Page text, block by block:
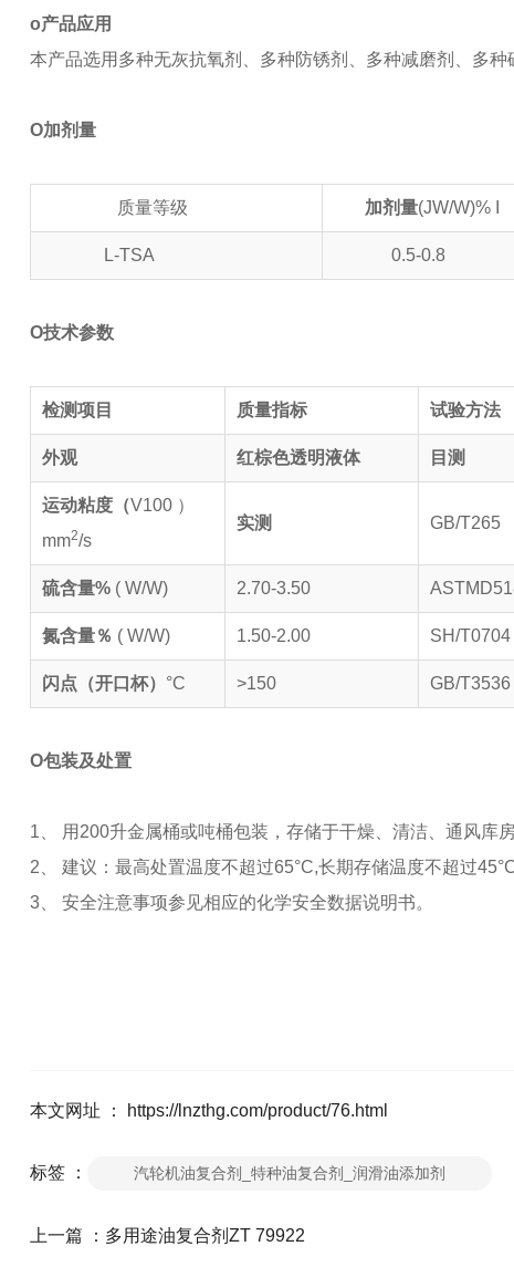
o产品应用
本产品选用多种无灰抗氧剂、多种防锈剂、多种减磨剂、多
O加剂量
质量等级 加剂量(JW/W)% I
L-TSA 0.5-0.8
O技术参数
检测项目 质量指标 试验方法
外观 红棕色透明液体 目测
运动粘度（V100 ）
mm2/s
实测 GB/T265
硫含量% ( W/W) 2.70-3.50
氮含量％ ( W/W) 1.50-2.00 SH/T0704
闪点（开口杯） °C >150 GB/T3536
O包装及处置
1、 用200升金属桶或吨桶包装，存储于干燥、清洁、通风库房
2、 建议：最高处置温度不超过65°C,长期存储温度不超过
3、 安全注意事项参见相应的化学安全数据说明书。
本文网址 ： https://lnzthg.com/product/76.html
标签 ： 汽轮机油复合剂_特种油复合剂_润滑油添加剂
上一篇 ： 多用途油复合剂ZT 79922